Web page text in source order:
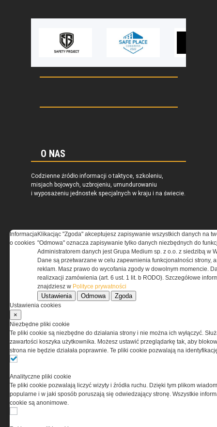
O NAS
Codzienne źródło informacji o taktyce, szkoleniu,
misjach bojowych, uzbrojeniu, umundurowaniu
i wyposażeniu jednostek specjalnych w kraju i na świecie.
REGULAMIN
Regulamin określa zasady korzystania z portalu
www.special-ops.pl
Korzystanie z portalu jest równoznaczne
z zaakceptowaniem warunków ustanowionych
odpowiedzialnością Spółka komandytowa, nr KRS:
0000537655, NIP 1132860378, REGON 146393437
(zwana dalej Grupa MEDIUM) w postaci Regulaminu.
Informacja
o cookies
Klikacjąc "Zgoda" akceptujesz zapisywanie wszystkich danych na
"Odmowa" oznacza zapisywanie tylko danych niezbędnych do
Administratorem danych jest Grupa Medium sp. z o.o. z siedzibą w
Dane są przetwarzane w celu zapewnienia funkcjonalności strony,
reklam. Masz prawo do wycofania zgody w dowolnym momencie.
realizxacji zamówienia (art. 6 ust. 1 lit. b RODO). Szczegółowe
znajdziesz w Polityce prywatności
Ustawienia Odmowa Zgoda
Ustawienia cookies
×
Niezbędne pliki cookie
Te pliki cookie są niezbędne do działania strony i nie można ich wyłączyć.
zawartości koszyka użytkownika. Możesz ustawić przeglądarkę tak, aby
strona nie będzie działała poprawnie. Te pliki cookie pozwalają na
Analityczne pliki cookie
Te pliki cookie pozwalają liczyć wizyty i źródła ruchu. Dzięki tym plikom
popularne i w jaki sposób poruszają się odwiedzający stronę. Wszystkie
cookie są anonimowe.